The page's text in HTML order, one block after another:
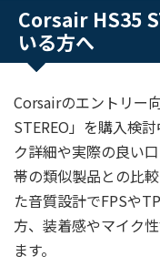
Corsair HS35
いる方へ
Corsairのエントリー
STEREO」を購入検
ク詳細や実際の良い
帯の類似製品との比
た音質設計でFPSや
方、装着感やマイク
ます。